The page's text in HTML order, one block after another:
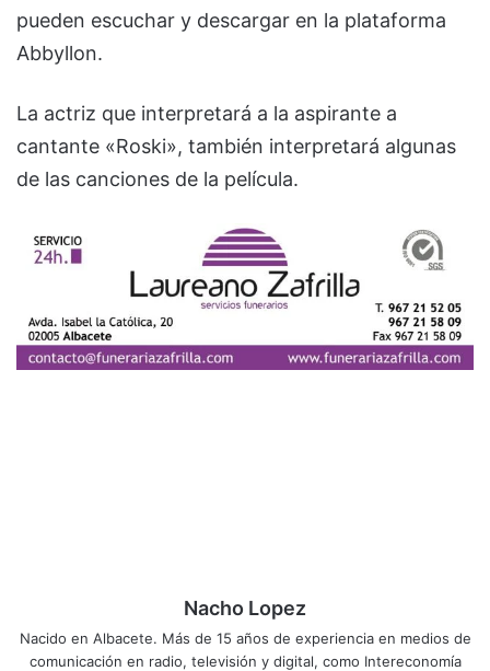
pueden escuchar y descargar en la plataforma
Abbyllon.
La actriz que interpretará a la aspirante a
cantante «Roski», también interpretará algunas
de las canciones de la película.
Nacho Lopez
Nacido en Albacete. Más de 15 años de experiencia en medios de
comunicación en radio, televisión y digital, como Intereconomía